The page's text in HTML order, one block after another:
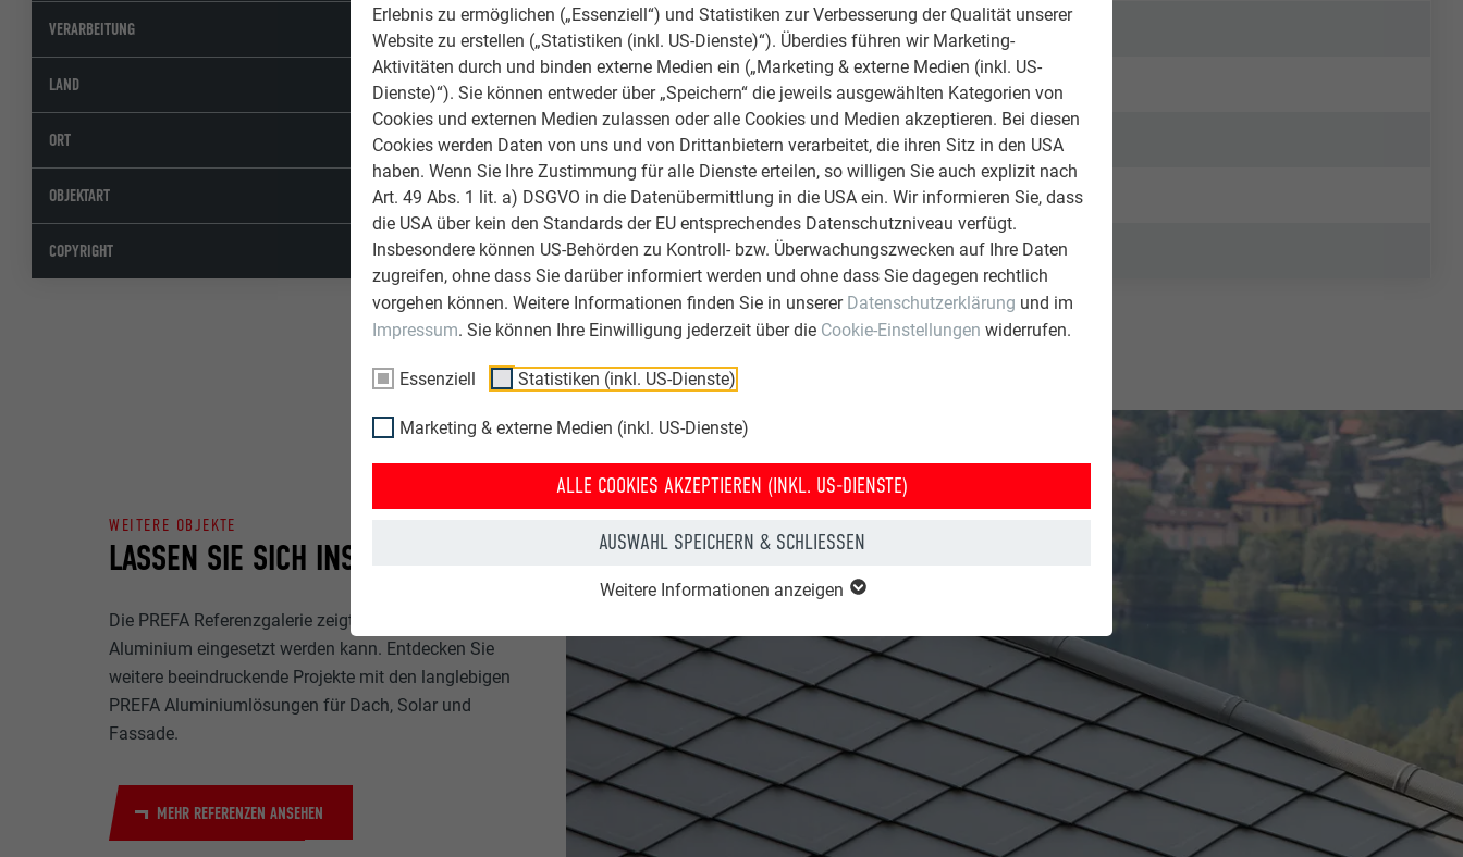
Erlebnis zu ermöglichen („Essenziell“) und Statistiken zur Verbesserung der Qualität unserer
Website zu erstellen („Statistiken (inkl. US-Dienste)“). Überdies führen wir Marketing-
Aktivitäten durch und binden externe Medien ein („Marketing & externe Medien (inkl. US-
Dienste)“). Sie können entweder über „Speichern“ die jeweils ausgewählten Kategorien von
Cookies und externen Medien zulassen oder alle Cookies und Medien akzeptieren. Bei diesen
Cookies werden Daten von uns und von Drittanbietern verarbeitet, die ihren Sitz in den USA
haben. Wenn Sie Ihre Zustimmung für alle Dienste erteilen, so willigen Sie auch explizit nach
Art. 49 Abs. 1 lit. a) DSGVO in die Datenübermittlung in die USA ein. Wir informieren Sie, dass
die USA über kein den Standards der EU entsprechendes Datenschutzniveau verfügt.
Insbesondere können US-Behörden zu Kontroll- bzw. Überwachungszwecken auf Ihre Daten
zugreifen, ohne dass Sie darüber informiert werden und ohne dass Sie dagegen rechtlich
vorgehen können. Weitere Informationen finden Sie in unserer Datenschutzerklärung und im
Impressum. Sie können Ihre Einwilligung jederzeit über die Cookie-Einstellungen widerrufen.
Essenziell Statistiken (inkl. US-Dienste)
Marketing & externe Medien (inkl. US-Dienste)
ALLE COOKIES AKZEPTIEREN (INKL. US-DIENSTE)
AUSWAHL SPEICHERN & SCHLIESSEN
Weitere Informationen anzeigen
VERARBEITUNG -
LAND Tschechien
ORT Hradec Kralove
OBJEKTART Denkmalgeschützte Gebäude
COPYRIGHT © PREFA | Croce & Wir
LASSEN SIE SICH INSPIRIEREN
WEITERE OBJEKTE
Die PREFA Referenzgalerie zeigt, wie vielseitig
Aluminium eingesetzt werden kann. Entdecken Sie
weitere beeindruckende Projekte mit den langlebigen
PREFA Aluminiumlösungen für Dach, Solar und
Fassade.
MEHR REFERENZEN ANSEHEN